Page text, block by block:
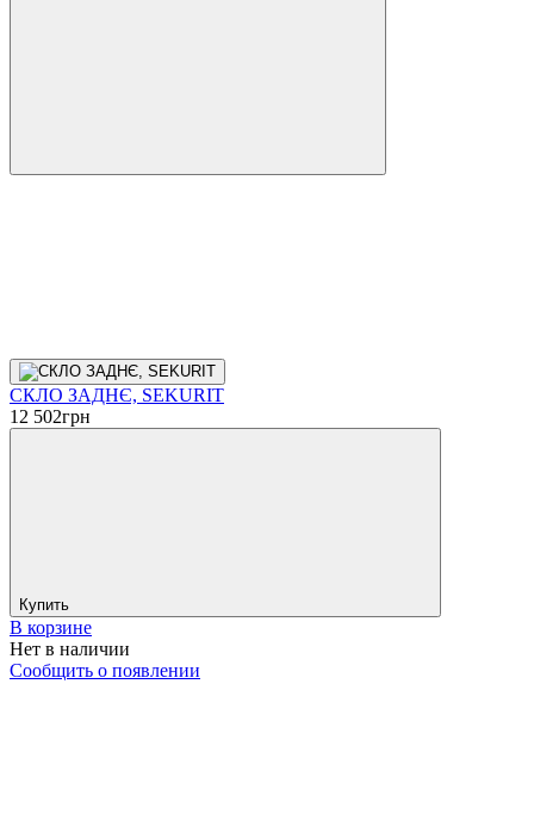
СКЛО ЗАДНЄ, SEKURIT
12 502грн
Купить
В корзине
Нет в наличии
Сообщить о появлении